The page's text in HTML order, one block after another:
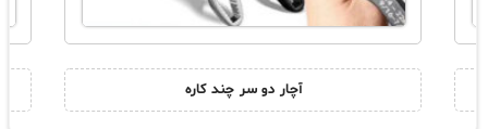
آچار دو سر چند کاره